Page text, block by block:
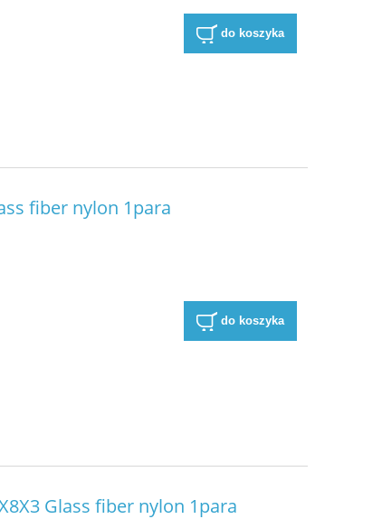
do koszyka
fiber nylon 1para
do koszyka
Glass fiber nylon 1para